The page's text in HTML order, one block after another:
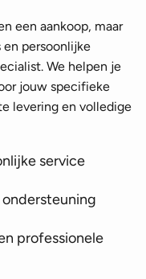
een aankoop, maar
en persoonlijke
We helpen je
jouw specifieke
levering en volledige
service
professionele